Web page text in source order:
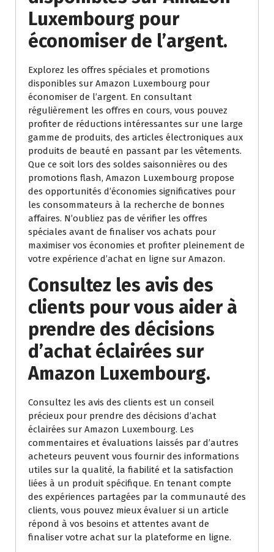
Luxembourg pour
économiser de l’argent.
Explorez les offres spéciales et promotions
disponibles sur Amazon Luxembourg pour
économiser de l’argent. En consultant
régulièrement les offres en cours, vous pouvez
profiter de réductions intéressantes sur une large
gamme de produits, des articles électroniques aux
produits de beauté en passant par les vêtements.
Que ce soit lors des soldes saisonnières ou des
promotions flash, Amazon Luxembourg propose
des opportunités d’économies significatives pour
les consommateurs à la recherche de bonnes
affaires. N’oubliez pas de vérifier les offres
spéciales avant de finaliser vos achats pour
maximiser vos économies et profiter pleinement de
votre expérience d’achat en ligne sur Amazon.
Consultez les avis des
clients pour vous aider à
prendre des décisions
d’achat éclairées sur
Amazon Luxembourg.
Consultez les avis des clients est un conseil
précieux pour prendre des décisions d’achat
éclairées sur Amazon Luxembourg. Les
commentaires et évaluations laissés par d’autres
acheteurs peuvent vous fournir des informations
utiles sur la qualité, la fiabilité et la satisfaction
liées à un produit spécifique. En tenant compte
des expériences partagées par la communauté des
clients, vous pouvez mieux évaluer si un article
répond à vos besoins et attentes avant de
finaliser votre achat sur la plateforme en ligne.